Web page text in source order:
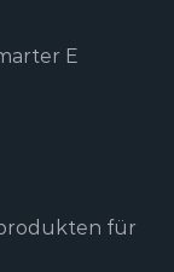
E
für